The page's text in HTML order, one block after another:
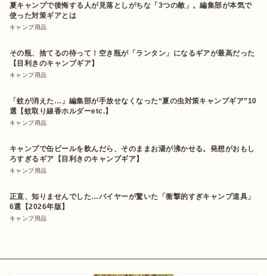
夏キャンプで後悔する人が見落としがちな「3つの敵」。編集部が本気で
使った対策ギアとは
キャンプ用品
その瓶、捨てるの待って！空き瓶が「ランタン」になるギアが最高だった
【目利きのキャンプギア】
キャンプ用品
「蚊が消えた…」編集部が手放せなくなった“夏の虫対策キャンプギア”10
選【蚊取り線香ホルダーetc.】
キャンプ用品
キャンプで缶ビールを飲んだら、そのままお湯が沸かせる。発想がおもし
ろすぎるギア【目利きのキャンプギア】
キャンプ用品
正直、知りませんでした…バイヤーが驚いた「衝撃的すぎキャンプ道具」
6選【2026年版】
キャンプ用品